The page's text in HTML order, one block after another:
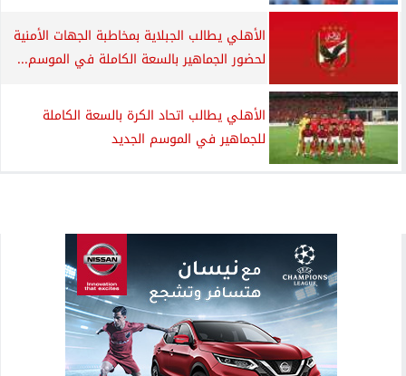
الأهلي يطالب الجبلاية بمخاطبة الجهات الأمنية
لحضور الجماهير بالسعة الكاملة في الموسم...
الأهلي يطالب اتحاد الكرة بالسعة الكاملة
للجماهير في الموسم الجديد